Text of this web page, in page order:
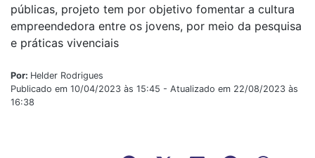
públicas, projeto tem por objetivo fomentar a cultura
empreendedora entre os jovens, por meio da pesquisa
e práticas vivenciais
Por: Helder Rodrigues
Publicado em 10/04/2023 às 15:45 - Atualizado em 22/08/2023 às
16:38